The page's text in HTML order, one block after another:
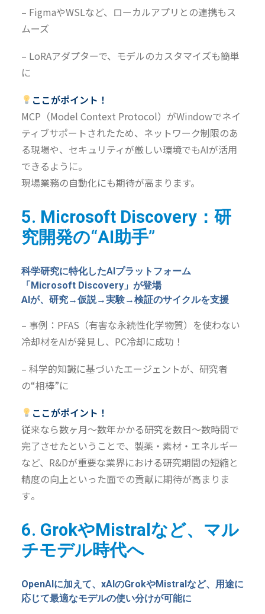
– FigmaやWSLなど、ローカルアプリとの連携もス
ムーズ
– LoRAアダプターで、モデルのカスタマイズも簡単
に
ここがポイント！
MCP（Model Context Protocol）がWindowでネイ
ティブサポートされたため、 ネットワーク制限のあ
る現場や、セキュリティが厳しい環境でもAIが活用
できるように。
現場業務の自動化にも期待が高まります。
5. Microsoft Discovery：研
究開発の“AI助手”
科学研究に特化したAIプラットフォーム
「Microsoft Discovery」が登場
AIが、研究→仮説→実験→検証のサイクルを支援
– 事例：PFAS （有害な永続性化学物質）を使わない
冷却材をAIが発見し、PC冷却に成功！
– 科学的知識に基づいたエージェントが、研究者
の“相棒”に
ここがポイント！
従来なら数ヶ月〜数年かかる研究を数日〜数時間で
完了させたということで、 製薬・素材・エネルギー
など、R&Dが重要な業界における研究期間の短縮と
精度の向上といった面での貢献に期待が高まりま
す。
6. GrokやMistralなど、マル
チモデル時代へ
OpenAIに加えて、xAIのGrokやMistralなど、
用途に
応じて最適なモデルの使い分けが可能に